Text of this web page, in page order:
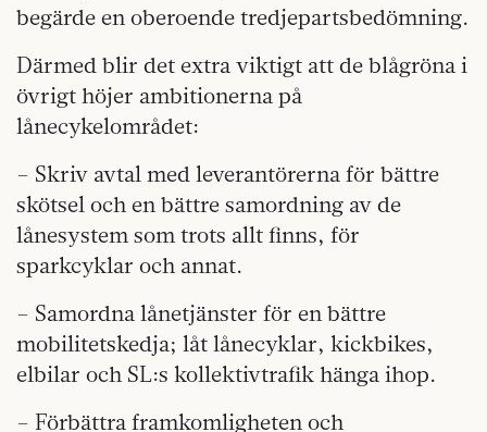
begärde en oberoende tredjepartsbedömning.
Därmed blir det extra viktigt att de blågröna i
övrigt höjer ambitionerna på
lånecykelområdet:
– Skriv avtal med leverantörerna för bättre
skötsel och en bättre samordning av de
lånesystem som trots allt finns, för
sparkcyklar och annat.
– Samordna lånetjänster för en bättre
mobilitetskedja; låt lånecyklar, kickbikes,
elbilar och SL:s kollektivtrafik hänga ihop.
– Förbättra framkomligheten och